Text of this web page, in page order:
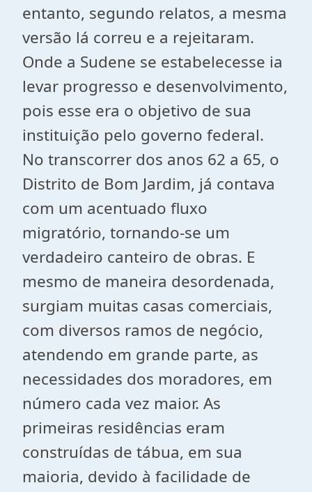
entanto, segundo relatos, a mesma
versão lá correu e a rejeitaram.
Onde a Sudene se estabelecesse ia
levar progresso e desenvolvimento,
pois esse era o objetivo de sua
instituição pelo governo federal.
No transcorrer dos anos 62 a 65, o
Distrito de Bom Jardim, já contava
com um acentuado fluxo
migratório, tornando-se um
verdadeiro canteiro de obras. E
mesmo de maneira desordenada,
surgiam muitas casas comerciais,
com diversos ramos de negócio,
atendendo em grande parte, as
necessidades dos moradores, em
número cada vez maior. As
primeiras residências eram
construídas de tábua, em sua
maioria, devido à facilidade de